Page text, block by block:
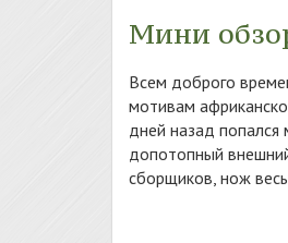
Мини
Всем доброго
мотивам
дней назад попался
допотопный
сборщиков, нож